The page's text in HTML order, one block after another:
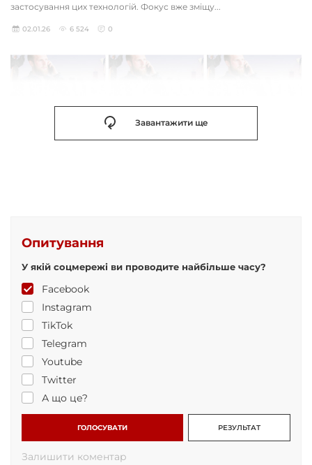
застосування цих технологій. Фокус вже зміщу...
02.01.26 6 524 0
Завантажити ще
Опитування
У якій соцмережі ви проводите найбільше часу?
Facebook
Instagram
TikTok
Telegram
Youtube
Twitter
А що це?
ГОЛОСУВАТИ РЕЗУЛЬТАТ
Залишити коментар